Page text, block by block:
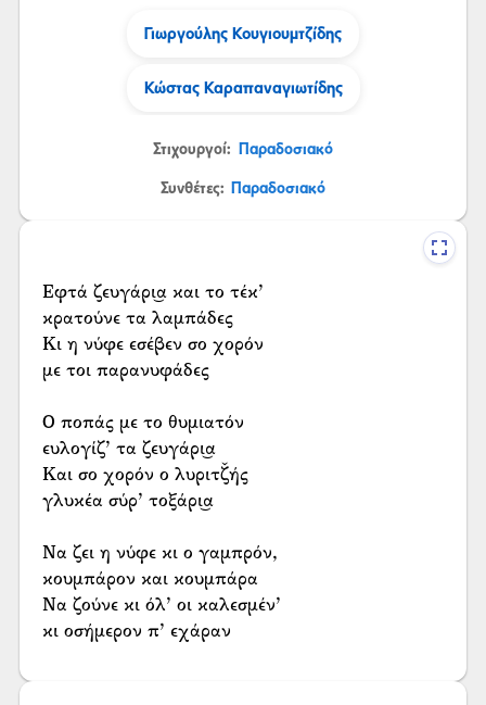
Γιωργούλης Κουγιουμτζίδης
Κώστας Καραπαναγιωτίδης
Στιχουργοί: Παραδοσιακό
Συνθέτες: Παραδοσιακό
Εφτά ζευγάρι͜α και το τέκ’
κρατούνε τα λαμπάδες
Κι η νύφε εσέβεν σο χορόν
με τοι παρανυφάδες
Ο ποπάς με το θυμιατόν
ευλογίζ’ τα ζευγάρι͜α
Και σο χορόν ο λυριτζ̌ής
γλυκέα σύρ’ τοξάρι͜α
Να ζει η νύφε κι ο γαμπρόν,
κουμπάρον και κουμπάρα
Να ζούνε κι όλ’ οι καλεσμέν’
κι οσήμερον π’ εχάραν